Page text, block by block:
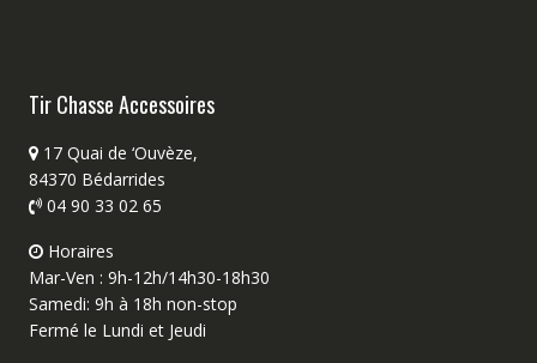
Tir Chasse Accessoires
17 Quai de ‘Ouvèze,
84370 Bédarrides
04 90 33 02 65
Horaires
Mar-Ven : 9h-12h/14h30-18h30
Samedi: 9h à 18h non-stop
Fermé le Lundi et Jeudi